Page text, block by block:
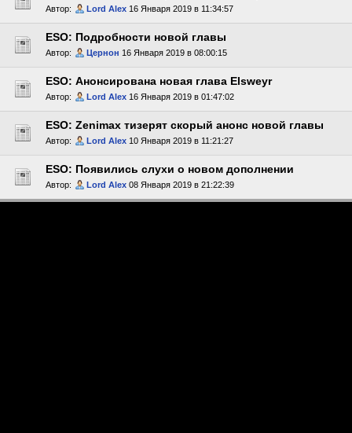
Автор: Lord Alex 16 Января 2019 в 11:34:57
ESO: Подробности новой главы
Автор: Цернон 16 Января 2019 в 08:00:15
ESO: Анонсирована новая глава Elsweyr
Автор: Lord Alex 16 Января 2019 в 01:47:02
ESO: Zenimax тизерят скорый анонс новой главы
Автор: Lord Alex 10 Января 2019 в 11:21:27
ESO: Появились слухи о новом дополнении
Автор: Lord Alex 08 Января 2019 в 21:22:39